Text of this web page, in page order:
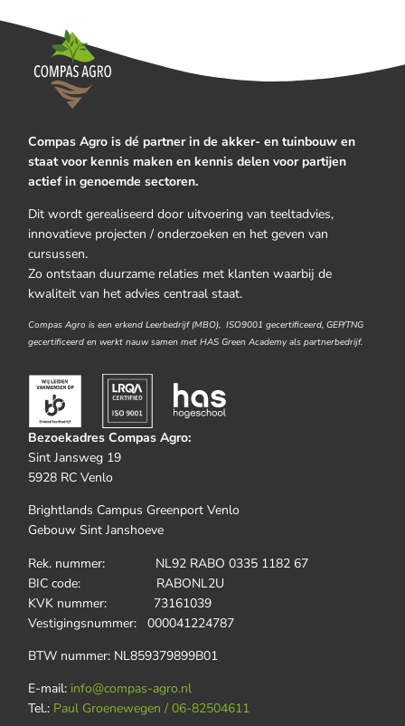
Compas Agro is dé partner in de akker- en tuinbouw en
staat voor kennis maken en kennis delen voor partijen
actief in genoemde sectoren.
Dit wordt gerealiseerd door uitvoering van teeltadvies,
innovatieve projecten / onderzoeken en het geven van
cursussen.
Zo ontstaan duurzame relaties met klanten waarbij de
kwaliteit van het advies centraal staat.
Compas Agro is een erkend Leerbedrijf (MBO), ISO9001 gecertificeerd, GEP/TNG
gecertificeerd en werkt nauw samen met HAS Green Academy als partnerbedrijf.
Bezoekadres Compas Agro:
Sint Jansweg 19
5928 RC Venlo
Brightlands Campus Greenport Venlo
Gebouw Sint Janshoeve
Rek. nummer: NL92 RABO 0335 1182 67
BIC code: RABONL2U
KVK nummer: 73161039
Vestigingsnummer: 000041224787
BTW nummer: NL859379899B01
E-mail: info@compas-agro.nl
Tel.: Paul Groenewegen / 06-82504611